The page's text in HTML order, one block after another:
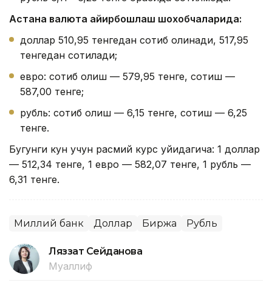
Астана валюта айирбошлаш шохобчаларида:
доллар 510,95 тенгедан сотиб олинади, 517,95
тенгедан сотилади;
евро: сотиб олиш — 579,95 тенге, сотиш —
587,00 тенге;
рубль: сотиб олиш — 6,15 тенге, сотиш — 6,25
тенге.
Бугунги кун учун расмий курс қуйидагича: 1 доллар
— 512,34 тенге, 1 евро — 582,07 тенге, 1 рубль —
6,31 тенге.
Миллий банк Доллар Биржа Рубль
Ляззат Сейданова
Муаллиф